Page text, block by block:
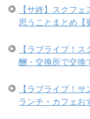
【サ終】スクフ
思うことまとめ【
【ラブライブ！
酬・交換所で交換
【ラブライブ！
ランチ・カフェお